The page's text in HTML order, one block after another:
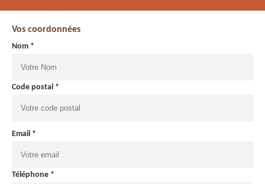
Vos coordonnées
Nom *
Code postal *
Email *
Téléphone *